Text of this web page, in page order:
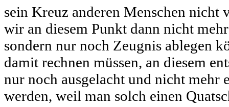
sein Kreuz anderen Menschen nicht
wir an diesem Punkt dann nicht
sondern nur noch Zeugnis ablegen
damit rechnen müssen, an diesem
nur noch ausgelacht und nicht mehr
werden, weil man solch einen